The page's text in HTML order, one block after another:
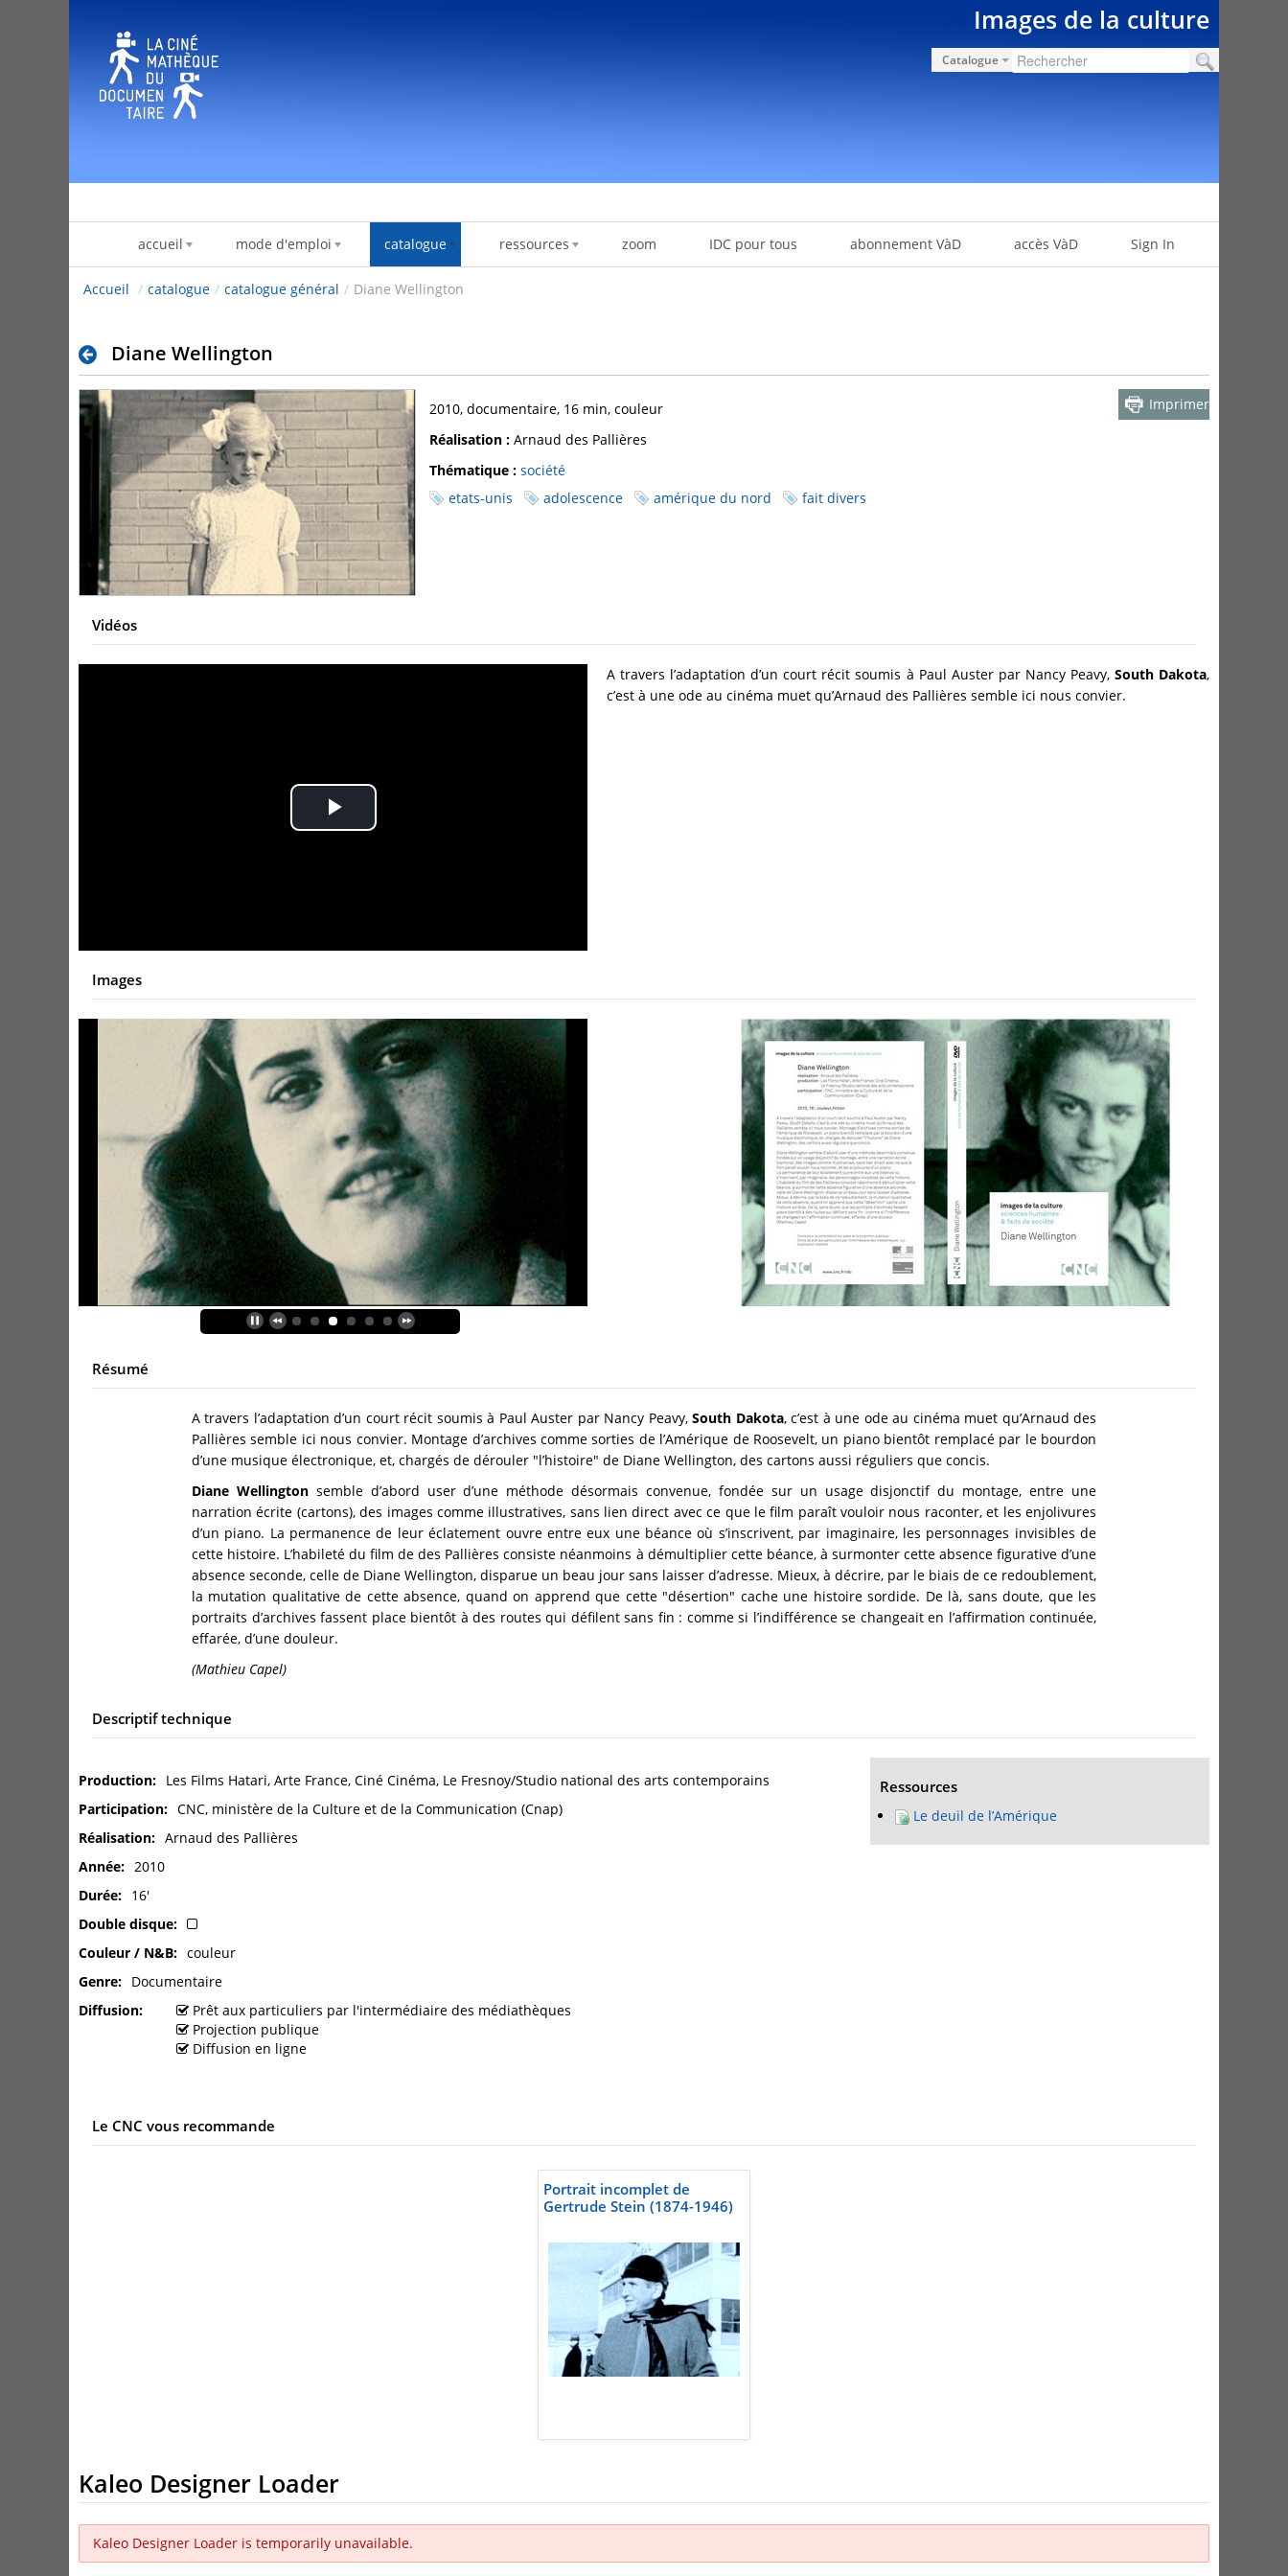
Images de la culture
Catalogue
accueil mode d'emploi catalogue ressources zoom IDC pour tous abonnement VàD accès VàD Sign In
Accueil / catalogue / catalogue général / Diane Wellington
Diane Wellington
Imprimer
2010, documentaire, 16 min, couleur
Réalisation : Arnaud des Pallières
Thématique : société
etats-unis
adolescence amérique du nord fait divers
Vidéos
Play
A travers l’adaptation d’un court récit soumis à Paul Auster par Nancy Peavy, South Dakota,
c’est à une ode au cinéma muet qu’Arnaud des Pallières semble ici nous convier.
Images
Résumé
A travers l’adaptation d’un court récit soumis à Paul Auster par Nancy Peavy,South Dakota, c’est à une ode au cinéma muet qu’Arnaud des
Pallières semble ici nous convier. Montage d’archives comme sorties de l’Amérique de Roosevelt, un piano bientôt remplacé par le bourdon
d’une musique électronique, et, chargés de dérouler "l’histoire" de Diane Wellington, des cartons aussi réguliers que concis.
Diane Wellingtonsemble d’abord user d’une méthode désormais convenue, fondée sur un usage disjonctif du montage, entre une
narration écrite (cartons), des images comme illustratives, sans lien direct avec ce que le film paraît vouloir nous raconter, et les enjolivures
d’un piano. La permanence de leur éclatement ouvre entre eux une béance où s’inscrivent, par imaginaire, les personnages invisibles de
cette histoire. L’habileté du film de des Pallières consiste néanmoins à démultiplier cette béance, à surmonter cette absence figurative d’une
absence seconde, celle de Diane Wellington, disparue un beau jour sans laisser d’adresse. Mieux, à décrire, par le biais de ce redoublement,
la mutation qualitative de cette absence, quand on apprend que cette "désertion" cache une histoire sordide. De là, sans doute, que les
portraits d’archives fassent place bientôt à des routes qui défilent sans fin : comme si l’indifférence se changeait en l’affirmation continuée,
effarée, d’une douleur.
(Mathieu Capel)
Descriptif technique
Production
Les Films Hatari, Arte France, Ciné Cinéma, Le Fresnoy/Studio national des arts contemporains
Participation
CNC, ministère de la Culture et de la Communication (Cnap)
Réalisation
Arnaud des Pallières
Année
2010
Durée
16'
Double disque
Couleur / N&B
couleur
Genre
Documentaire
Diffusion
Prêt aux particuliers par l'intermédiaire des médiathèques
Projection publique
Diffusion en ligne
Ressources
Le deuil de l’Amérique
Le CNC vous recommande
Portrait incomplet de
Gertrude Stein (1874-1946)
Kaleo Designer Loader
Kaleo Designer Loader is temporarily unavailable.